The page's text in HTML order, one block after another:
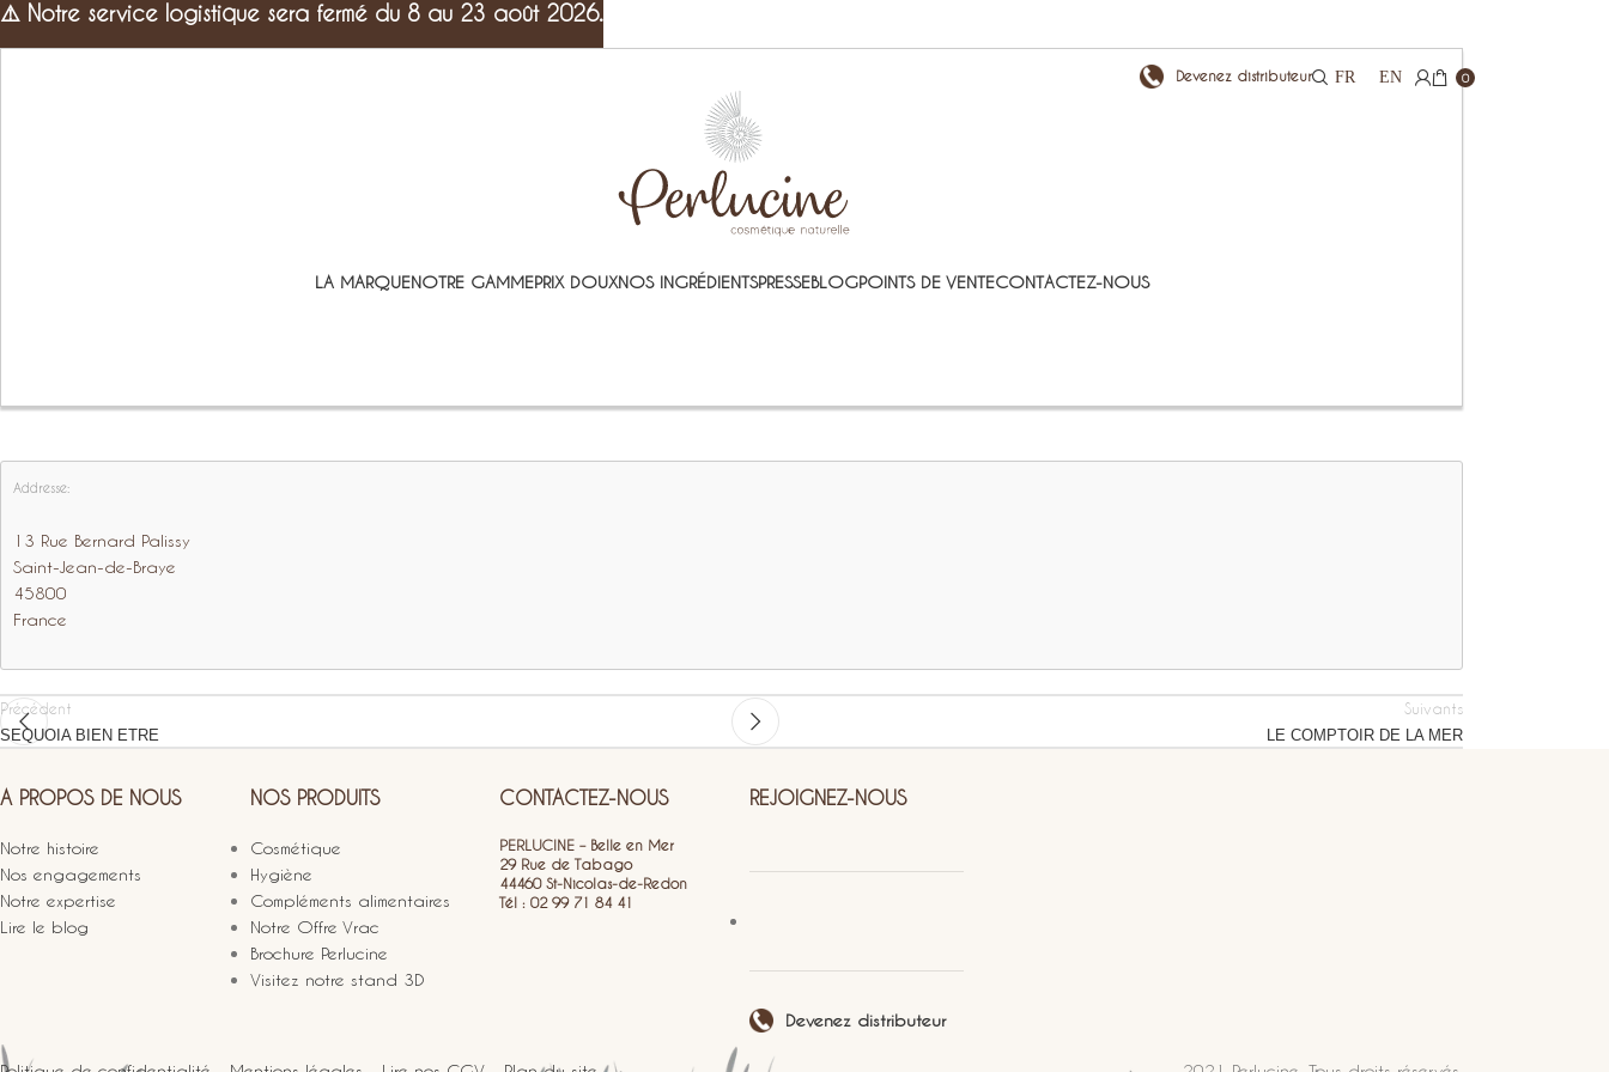
Devenez distributeur FR EN 0
LA MARQUENOTRE GAMMEPRIX DOUXNOS INGRÉDIENTSPRESSEBLOGPOINTS DE VENTECONTACTEZ-NOUS
Addresse:
13 Rue Bernard Palissy
Saint-Jean-de-Braye
45800
France
Précédent
SEQUOIA BIEN ETRE
Suivants
LE COMPTOIR DE LA MER
A PROPOS DE NOUS
Notre histoire
Nos engagements
Notre expertise
Lire le blog
NOS PRODUITS
Cosmétique
Hygiène
Compléments alimentaires
Notre Offre Vrac
Brochure Perlucine
Visitez notre stand 3D
CONTACTEZ-NOUS
PERLUCINE – Belle en Mer
29 Rue de Tabago
44460 St-Nicolas-de-Redon
Tél : 02 99 71 84 41
REJOIGNEZ-NOUS
Devenez distributeur
⚠️ Notre service logistique sera fermé du 8 au 23 août 2026.